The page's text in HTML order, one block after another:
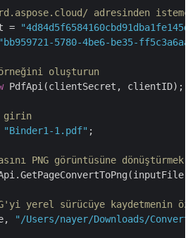
adresinden
=
"bb959721-5780-4be6-be35-
oluşturun
PdfApi(clientSecret, clientID);
girin
"Binder1-1.pdf" ;
PNG görüntüsüne
yerel sürücüye kaydetmenin
"/Users/nayer/Downloads/